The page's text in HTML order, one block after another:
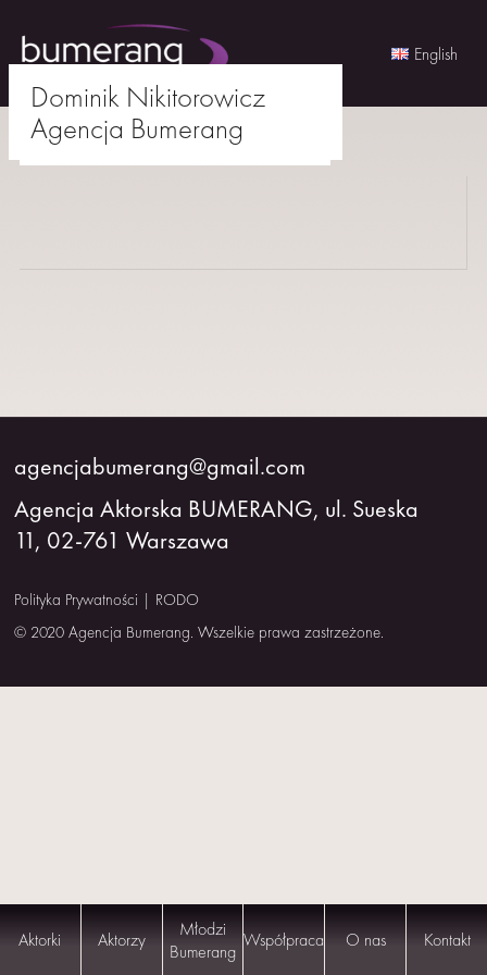
AKTORKI
WSPÓŁPRACA
O
NAS
Aktorki Aktorzy
Młodzi
Bumerang Współpraca O nas Kontakt
English
content
agencjabumerang@gmail.com
Dominik Nikitorowicz
Agencja Bumerang
agencjabumerang@gmail.com
Agencja Aktorska BUMERANG, ul. Sueska
11, 02-761 Warszawa
Polityka Prywatności | RODO
© 2020 Agencja Bumerang. Wszelkie prawa zastrzeżone.